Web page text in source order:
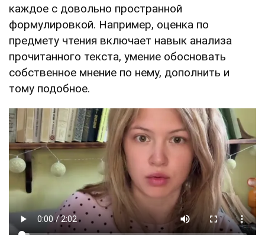
каждое с довольно пространной
формулировкой. Например, оценка по
предмету чтения включает навык анализа
прочитанного текста, умение обосновать
собственное мнение по нему, дополнить и
тому подобное.